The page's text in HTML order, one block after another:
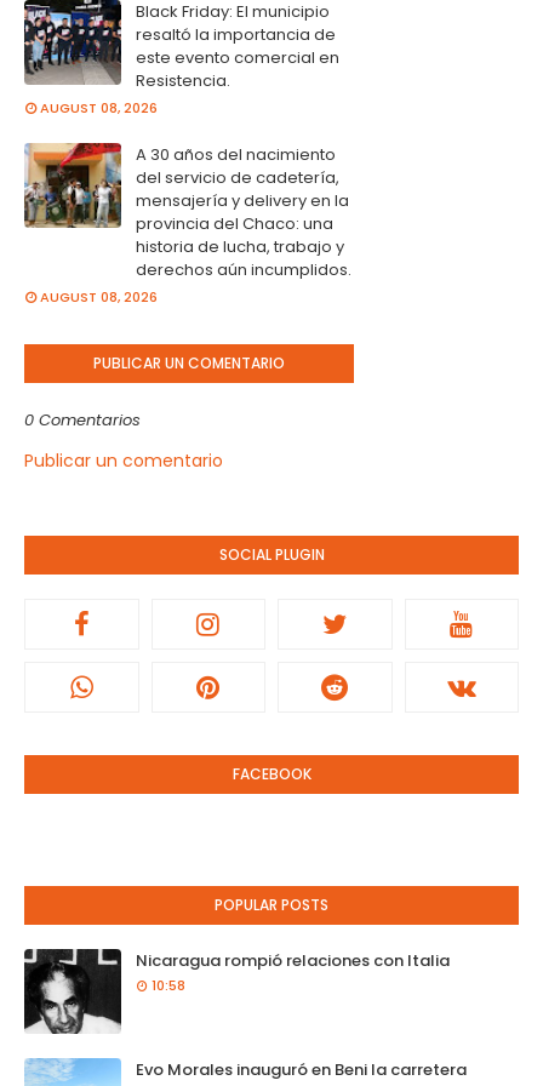
Black Friday: El municipio
resaltó la importancia de
este evento comercial en
Resistencia.
AUGUST 08, 2026
A 30 años del nacimiento
del servicio de cadetería,
mensajería y delivery en la
provincia del Chaco: una
historia de lucha, trabajo y
derechos aún incumplidos.
AUGUST 08, 2026
PUBLICAR UN COMENTARIO
0 Comentarios
Publicar un comentario
SOCIAL PLUGIN
FACEBOOK
POPULAR POSTS
Nicaragua rompió relaciones con Italia
10:58
Evo Morales inauguró en Beni la carretera